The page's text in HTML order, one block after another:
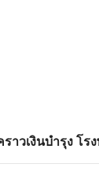
าวเงินบํารุง โร